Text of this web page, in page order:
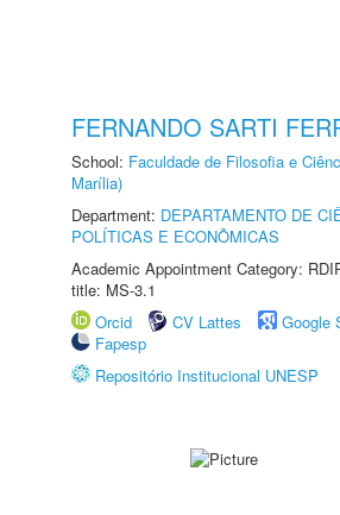
FERNANDO SARTI
School: Faculdade de Filosofia e
Marília)
Department: DEPARTAMENTO DE
POLÍTICAS E ECONÔMICAS
Academic Appointment Category:
title: MS-3.1
Orcid
CV Lattes
Google
Fapesp
Repositório Institucional UNESP